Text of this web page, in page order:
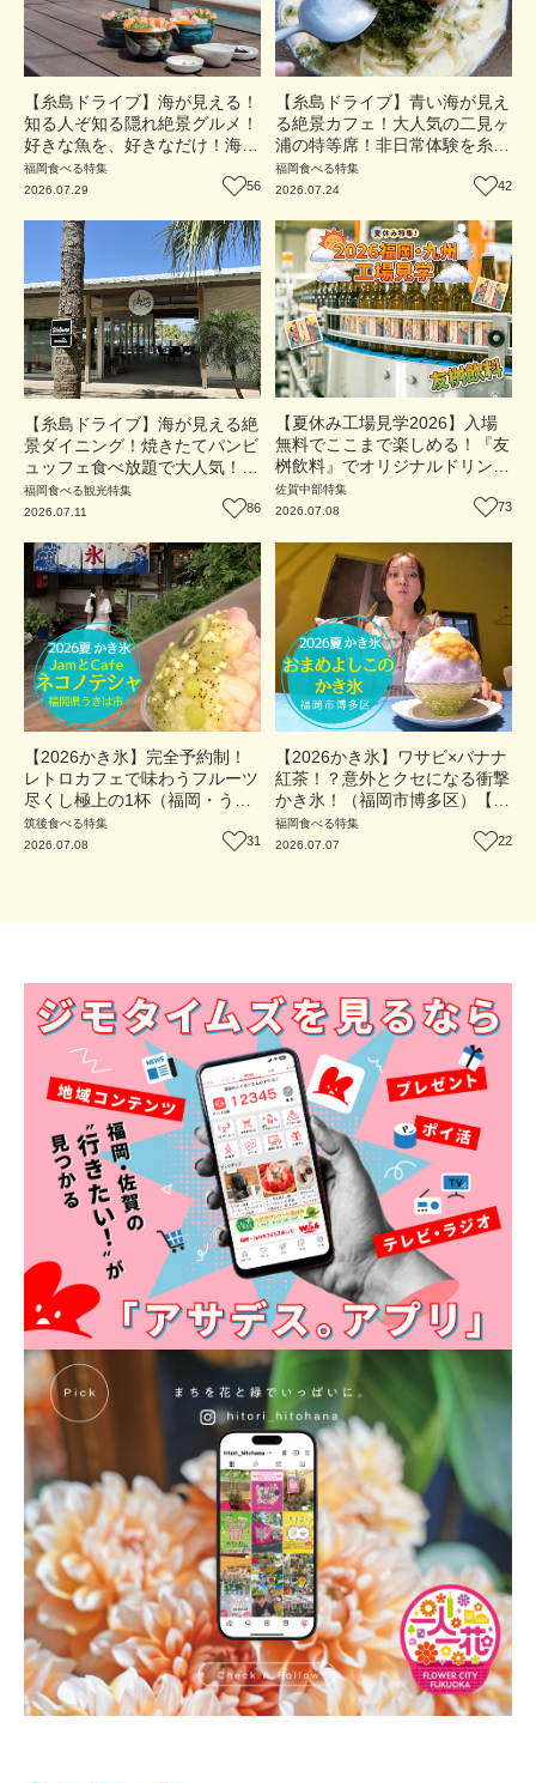
【糸島ドライブ】海が見える！
知る人ぞ知る隠れ絶景グルメ！
好きな魚を、好きなだけ！海鮮
丼ランチビュッフェ『いとはん
食堂』（福岡市西区）【まち歩
福岡食べる特集
2026.07.29
56
【糸島ドライブ】青い海が見え
る絶景カフェ！大人気の二見ヶ
浦の特等席！非日常体験を糸島
の恵みと一緒に『糸島茶房』
（福岡市西区）【まち歩き】
福岡食べる特集
2026.07.24
42
【糸島ドライブ】海が見える絶
景ダイニング！焼きたてパンビ
ュッフェ食べ放題で大人気！糸
島市二丈にニューオープン
『Ibiza Beach Cafe』（福岡・
福岡食べる観光特集
2026.07.11
86
【夏休み工場見学2026】入場
無料でここまで楽しめる！『友
桝飲料』でオリジナルドリンク
作りに挑戦しよう！（佐賀県小
城市）
佐賀中部特集
2026.07.08
73
【2026かき氷】完全予約制！
レトロカフェで味わうフルーツ
尽くし極上の1杯（福岡・うき
は市）【トレンド】
筑後食べる特集
2026.07.08
31
【2026かき氷】ワサビ×バナナ
紅茶！？意外とクセになる衝撃
かき氷！（福岡市博多区）【ト
レンド】
福岡食べる特集
2026.07.07
22